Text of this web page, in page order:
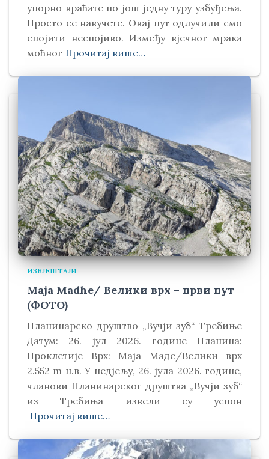
упорно враћате по још једну туру узбуђења.
Просто се навучете. Овај пут одлучили смо
спојити неспојиво. Између вјечног мрака
моћног Прочитај више…
ИЗВЈЕШТАЈИ
Maja Madhe/ Велики врх – први пут
(ФОТО)
Планинарско друштво „Вучји зуб“ Требиње
Датум: 26. јул 2026. године Планина:
Проклетије Врх: Маја Маде/Велики врх
2.552 m н.в. У недјељу, 26. јула 2026. године,
чланови Планинарског друштва „Вучји зуб“
из Требиња извели су успон
Прочитај више…